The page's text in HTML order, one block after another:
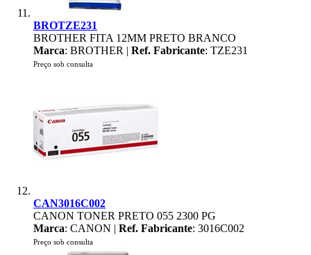
BROTZE231
BROTHER FITA 12MM PRETO BRANCO
Marca: BROTHER | Ref. Fabricante: TZE231
Preço sob consulta
CAN3016C002
CANON TONER PRETO 055 2300 PG
Marca: CANON | Ref. Fabricante: 3016C002
Preço sob consulta